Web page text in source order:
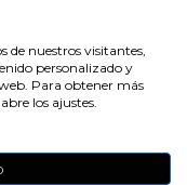
Oferta
-20%
opinión
10 /10 Nº
de nuestros visitantes,
personalizado y
Para obtener más
los ajustes.